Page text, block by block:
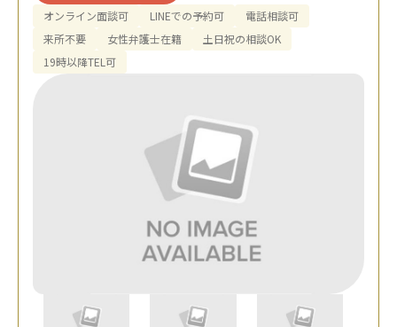
オンライン面談可 LINEでの予約可
電話相談可
来所不要
女性弁護士在籍
土日祝の相談OK
19時以降TEL可